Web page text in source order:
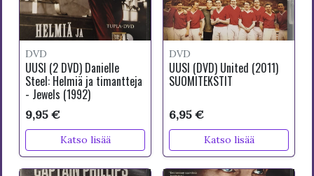
DVD
UUSI (2 DVD) Danielle
Steel: Helmiä ja timantteja
- Jewels (1992)
9,95 €
Katso lisää
DVD
UUSI (DVD) United (2011)
SUOMITEKSTIT
6,95 €
Katso lisää